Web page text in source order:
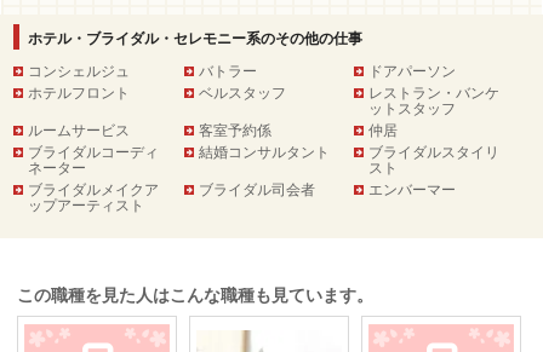
ホテル・ブライダル・セレモニー系のその他の仕事
コンシェルジュ
バトラー
ドアパーソン
ホテルフロント
ベルスタッフ
レストラン・バンケ
ットスタッフ
ルームサービス
客室予約係
仲居
ブライダルコーディ
ネーター
結婚コンサルタント
ブライダルスタイリ
スト
ブライダルメイクア
ップアーティスト
ブライダル司会者 エンバーマー
この職種を見た人はこんな職種も見ています。